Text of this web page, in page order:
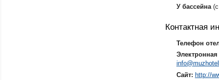
У бассейна(с
Контактная
Телефон
Электронная
Сайт: http://